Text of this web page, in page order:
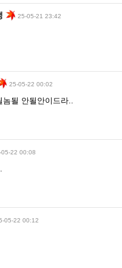
25-05-21 23:42
25-05-22 00:02
놈될 안될안이드라..
05-22 00:08
05-22 00:12